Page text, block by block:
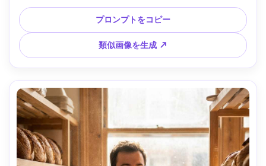
然で生き生きした表情、写実的な肌、編集仕上げ --ar 4:5
プロンプトをコピー
類似画像を生成 ↗